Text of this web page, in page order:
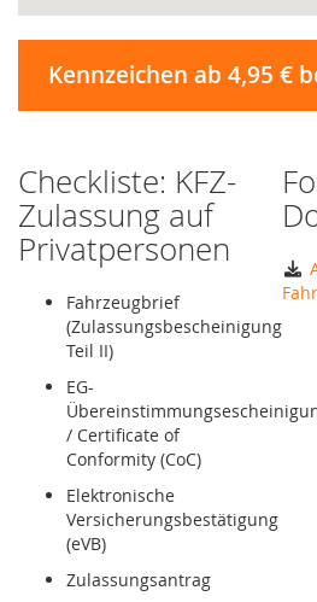
Kennzeichen ab 4,95 €
Checkliste: KFZ-
Zulassung auf
Privatpersonen
Fahrzeugbrief
(Zulassungsbescheinigung
Teil II)
EG-
/ Certificate of
Conformity (CoC)
Elektronische
Versicherungsbestätigung
(eVB)
Zulassungsantrag